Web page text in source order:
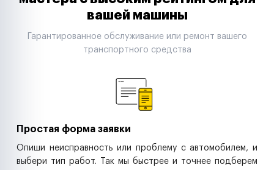
Автодилеры
Строительные компании
Аренда спецтехники
вашей машины
Гарантированное обслуживание или ремонт вашего
транспортного средства
Простая форма заявки
Опиши неисправность или проблему с автомобилем, и
выбери тип работ. Так мы быстрее и точнее подберем